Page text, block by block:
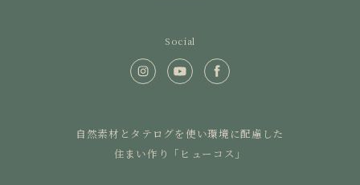
Social
自然素材とタテログを使い環境に配慮した
住まい作り「ヒューコス」